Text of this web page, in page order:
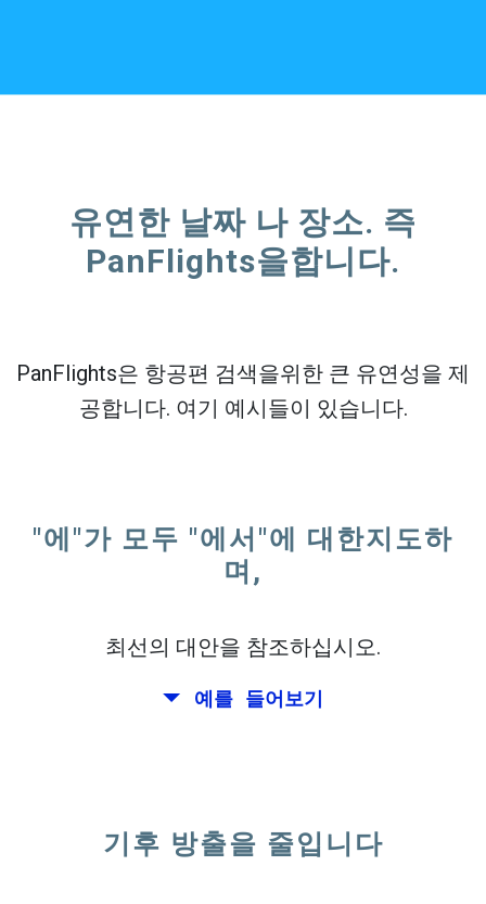
유연한 날짜 나 장소. 즉
PanFlights을합니다.
PanFlights은 항공편 검색을위한 큰 유연성을 제
공합니다. 여기 예시들이 있습니다.
"에"가 모두 "에서"에 대한지도하
며,
최선의 대안을 참조하십시오.
예를 들어보기
기후 방출을 줄입니다